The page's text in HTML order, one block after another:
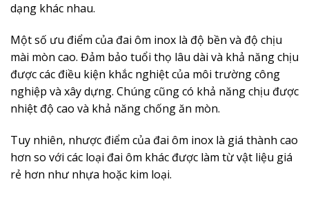
dạng khác nhau.
Một số ưu điểm của đai ôm inox là độ bền và độ chịu
mài mòn cao. Đảm bảo tuổi thọ lâu dài và khả năng chịu
được các điều kiện khắc nghiệt của môi trường công
nghiệp và xây dựng. Chúng cũng có khả năng chịu được
nhiệt độ cao và khả năng chống ăn mòn.
Tuy nhiên, nhược điểm của đai ôm inox là giá thành cao
hơn so với các loại đai ôm khác được làm từ vật liệu giá
rẻ hơn như nhựa hoặc kim loại.